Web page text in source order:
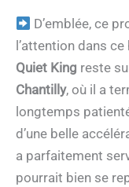
D’emblée, ce
l’attention dans
Quiet King reste
Chantilly, où il a
longtemps
d’une belle
a parfaitement
pourrait bien se